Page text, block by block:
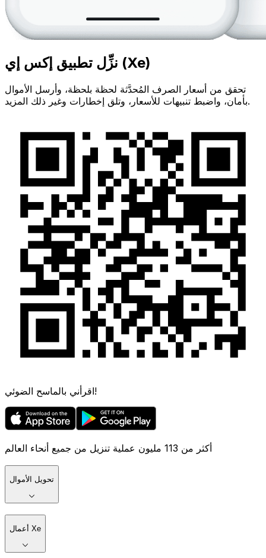
نزِّل تطبيق إكس إي (Xe)
تحقق من أسعار الصرف المُحدَّثة لحظة بلحظة، وأرسل الأموال
بأمان، واضبط تنبيهات للأسعار، وتلق إخطارات وغير ذلك المزيد.
اقرأني بالماسح الضوئي!
أكثر من 113 مليون عملية تنزيل من جميع أنحاء العالم
تحويل الأموال
أعمال Xe